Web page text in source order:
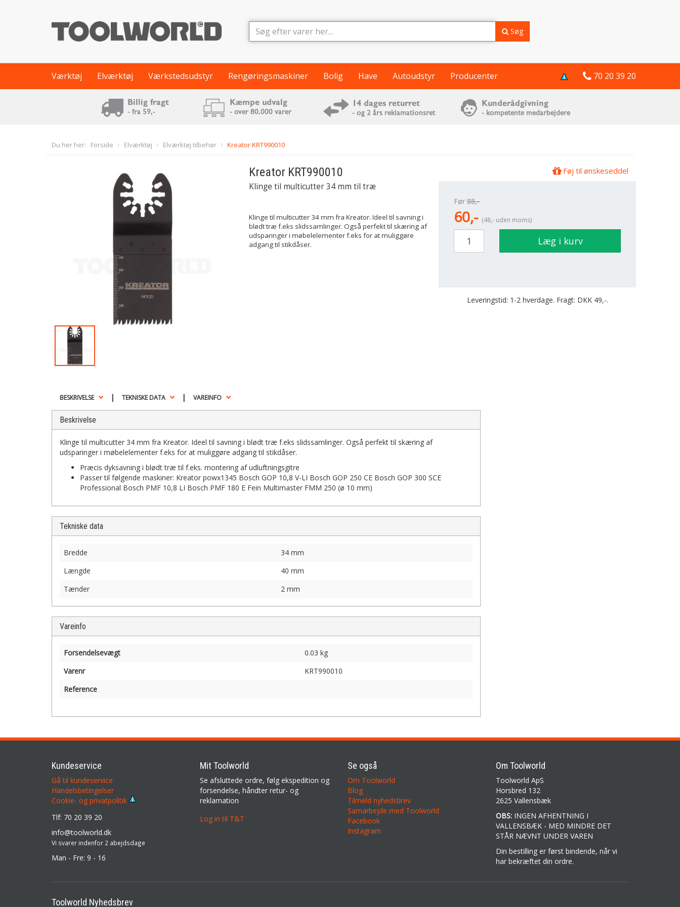
Søg
Værktøj Elværktøj Værkstedsudstyr Rengøringsmaskiner Bolig Have Autoudstyr Producenter 70 20 39 20
Du her her: Forside Elværktøj Elværktøj tilbehør Kreator KRT990010
Kreator KRT990010
Klinge til multicutter 34 mm til træ
Klinge til multicutter 34 mm fra Kreator. Ideel til savning i
blødt træ f.eks slidssamlinger. Også perfekt til skæring af
udsparinger i møbelelementer f.eks for at muliggøre
adgang til stikdåser.
Føj til ønskeseddel
Før 88,-
60,- (48,- uden moms)
Læg i kurv
Leveringstid: 1-2 hverdage. Fragt: DKK 49,-.
BESKRIVELSE | TEKNISKE DATA | VAREINFO
Beskrivelse
Klinge til multicutter 34 mm fra Kreator. Ideel til savning i blødt træ f.eks slidssamlinger. Også perfekt til skæring af
udsparinger i møbelelementer f.eks for at muliggøre adgang til stikdåser.
Præcis dyksavning i blødt træ til f.eks. montering af udluftningsgitre
Passer til følgende maskiner: Kreator powx1345 Bosch GOP 10,8 V-LI Bosch GOP 250 CE Bosch GOP 300 SCE
Professional Bosch PMF 10,8 LI Bosch PMF 180 E Fein Multimaster FMM 250 (ø 10 mm)
Tekniske data
Bredde
34 mm
Længde
40 mm
Tænder
2 mm
Vareinfo
Forsendelsevægt
0.03 kg
Varenr
KRT990010
Reference
Kundeservice
Gå til kundeservice
Handelsbetingelser
Cookie- og privatpolitik
Tlf: 70 20 39 20
info@toolworld.dk
Vi svarer indenfor 2 abejdsdage
Man - Fre: 9 - 16
Mit Toolworld
Se afsluttede ordre, følg ekspedition og
forsendelse, håndter retur- og
reklamation
Log in til T&T
Se også
Om Toolworld
Blog
Tilmeld nyhedsbrev
Samarbejde med Toolworld
Facebook
Instagram
Om Toolworld
Toolworld ApS
Horsbred 132
2625 Vallensbæk
OBS:INGEN AFHENTNING I
VALLENSBÆK - MED MINDRE DET
STÅR NÆVNT UNDER VAREN
Din bestilling er først bindende, når vi
har bekræftet din ordre.
Toolworld Nyhedsbrev